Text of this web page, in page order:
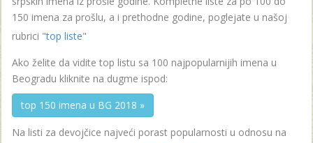
150 imena za prošlu, a i prethodne godine, poglejate u našoj
rubrici "top liste"
Ako želite da vidite top listu sa 100 najpopularnijih imena u
Beogradu kliknite na dugme ispod:
top 150 imena u BG 2018 »
Na listi za devojčice najveći porast popularnosti u odnosu na